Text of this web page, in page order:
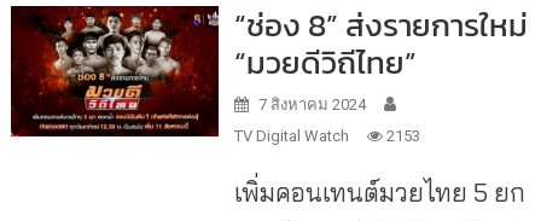
“ช่อง 8” ส่งรายการใหม่
“มวยดีวิถีไทย”
7 สิงหาคม 2024
TV Digital Watch
2153
เพิ่มคอนเทนต์มวยไทย 5 ยก